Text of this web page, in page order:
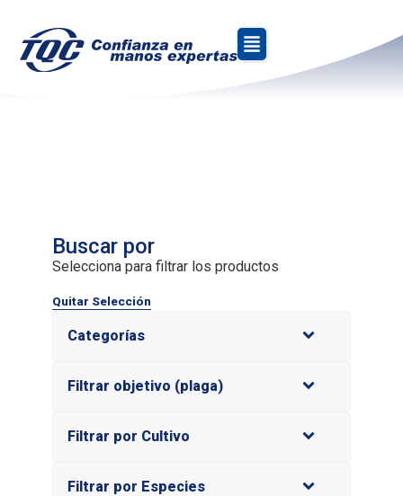
Buscar por
Selecciona para filtrar los productos
Quitar Selección
Categorías
Filtrar objetivo (plaga)
Filtrar por Cultivo
Filtrar por Especies